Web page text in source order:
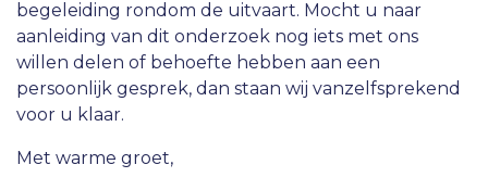
begeleiding rondom de uitvaart. Mocht u naar
aanleiding van dit onderzoek nog iets met ons
willen delen of behoefte hebben aan een
persoonlijk gesprek, dan staan wij vanzelfsprekend
voor u klaar.
Met warme groet,